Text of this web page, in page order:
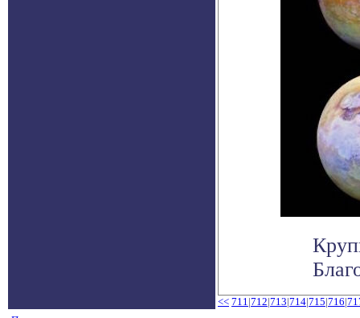
<< 711|712|713|714|715|716|